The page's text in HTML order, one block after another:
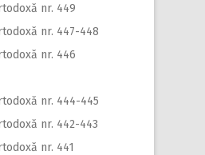
nr. 449
nr. 447-448
nr. 446
nr. 444-445
nr. 442-443
nr. 441